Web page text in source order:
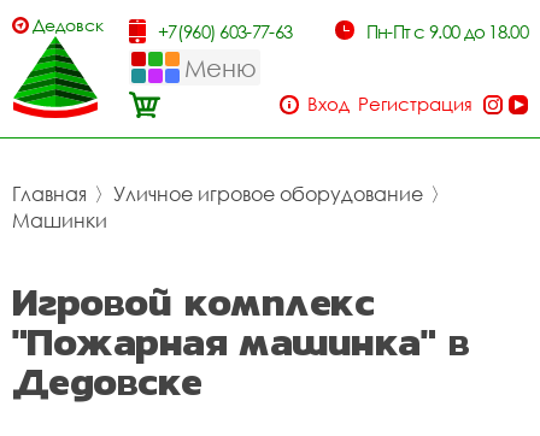
Дедовск +7(960) 603-77-63 Пн-Пт с 9.00 до 18.00
Меню
Вход Регистрация
Главная 〉 Уличное игровое оборудование 〉
Машинки
Игровой комплекс
"Пожарная машинка" в
Дедовске